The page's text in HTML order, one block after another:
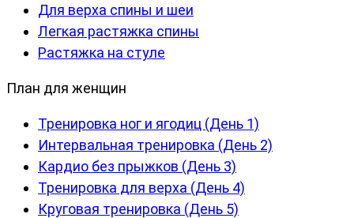
Для верха спины и шеи
Легкая растяжка спины
Растяжка на стуле
План для женщин
Тренировка ног и ягодиц (День 1)
Интервальная тренировка (День 2)
Кардио без прыжков (День 3)
Тренировка для верха (День 4)
Круговая тренировка (День 5)